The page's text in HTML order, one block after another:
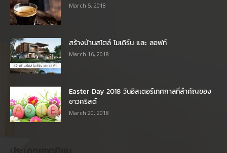
March 5, 2018
สร้างบ้านสไตล์ โมเดิร์น และ ลอฟท์
March 16, 2018
Easter Day 2018 วันอีสเตอร์เทศกาลที่สำคัญของ
ชาวคริสต์
March 20, 2018